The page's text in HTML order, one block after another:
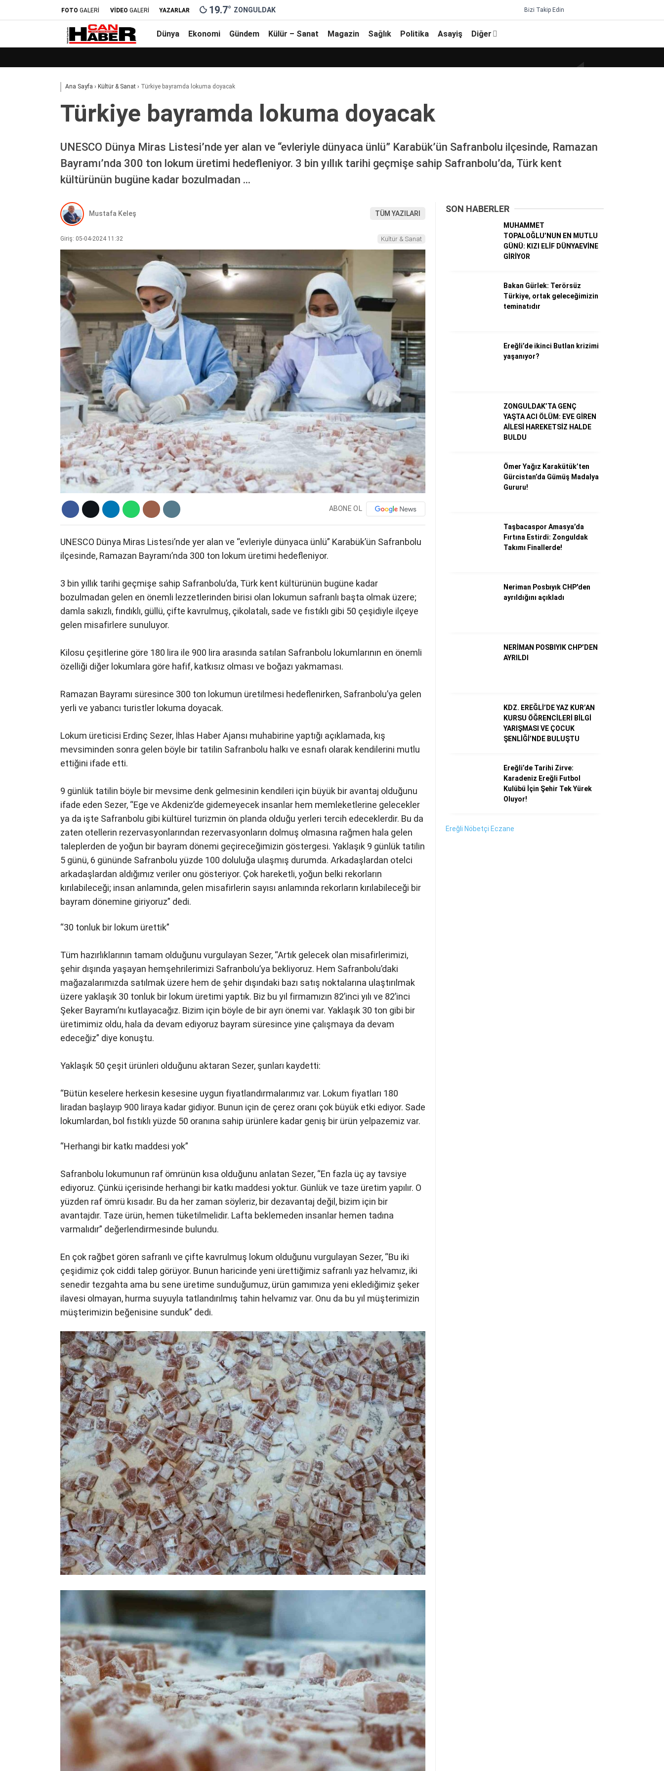
Dünya
Gündem
Sağlık
Diğer
FOTO GALERİ VİDEO GALERİ YAZARLAR 19.7° ZONGULDAK Bizi Takip Edin
Dünya Ekonomi Gündem Külür – Sanat Magazin Sağlık Politika Asayiş Diğer
Ana Sayfa › Kültür & Sanat › Türkiye bayramda lokuma doyacak
Türkiye bayramda lokuma doyacak
UNESCO Dünya Miras Listesi’nde yer alan ve “evleriyle dünyaca ünlü” Karabük’ün Safranbolu ilçesinde, Ramazan
Bayramı’nda 300 ton lokum üretimi hedefleniyor. 3 bin yıllık tarihi geçmişe sahip Safranbolu’da, Türk kent
kültürünün bugüne kadar bozulmadan …
Mustafa Keleş TÜM YAZILARI
Giriş: 05-04-2024 11:32 Kültür & Sanat
ABONE OL
UNESCO Dünya Miras Listesi’nde yer alan ve “evleriyle dünyaca ünlü” Karabük’ün Safranbolu
ilçesinde, Ramazan Bayramı’nda 300 ton lokum üretimi hedefleniyor.
3 bin yıllık tarihi geçmişe sahip Safranbolu’da, Türk kent kültürünün bugüne kadar
bozulmadan gelen en önemli lezzetlerinden birisi olan lokumun safranlı başta olmak üzere;
damla sakızlı, fındıklı, güllü, çifte kavrulmuş, çikolatalı, sade ve fıstıklı gibi 50 çeşidiyle ilçeye
gelen misafirlere sunuluyor.
Kilosu çeşitlerine göre 180 lira ile 900 lira arasında satılan Safranbolu lokumlarının en önemli
özelliği diğer lokumlara göre hafif, katkısız olması ve boğazı yakmaması.
Ramazan Bayramı süresince 300 ton lokumun üretilmesi hedeflenirken, Safranbolu’ya gelen
yerli ve yabancı turistler lokuma doyacak.
Lokum üreticisi Erdinç Sezer, İhlas Haber Ajansı muhabirine yaptığı açıklamada, kış
mevsiminden sonra gelen böyle bir tatilin Safranbolu halkı ve esnafı olarak kendilerini mutlu
ettiğini ifade etti.
9 günlük tatilin böyle bir mevsime denk gelmesinin kendileri için büyük bir avantaj olduğunu
ifade eden Sezer, “Ege ve Akdeniz’de gidemeyecek insanlar hem memleketlerine gelecekler
ya da işte Safranbolu gibi kültürel turizmin ön planda olduğu yerleri tercih edeceklerdir. Bu da
zaten otellerin rezervasyonlarından rezervasyonların dolmuş olmasına rağmen hala gelen
taleplerden de yoğun bir bayram dönemi geçireceğimizin göstergesi. Yaklaşık 9 günlük tatilin
5 günü, 6 gününde Safranbolu yüzde 100 doluluğa ulaşmış durumda. Arkadaşlardan otelci
arkadaşlardan aldığımız veriler onu gösteriyor. Çok hareketli, yoğun belki rekorların
kırılabileceği; insan anlamında, gelen misafirlerin sayısı anlamında rekorların kırılabileceği bir
bayram dönemine giriyoruz” dedi.
“30 tonluk bir lokum ürettik”
Tüm hazırlıklarının tamam olduğunu vurgulayan Sezer, “Artık gelecek olan misafirlerimizi,
şehir dışında yaşayan hemşehrilerimizi Safranbolu’ya bekliyoruz. Hem Safranbolu’daki
mağazalarımızda satılmak üzere hem de şehir dışındaki bazı satış noktalarına ulaştırılmak
üzere yaklaşık 30 tonluk bir lokum üretimi yaptık. Biz bu yıl firmamızın 82’inci yılı ve 82’inci
Şeker Bayramı’nı kutlayacağız. Bizim için böyle de bir ayrı önemi var. Yaklaşık 30 ton gibi bir
üretimimiz oldu, hala da devam ediyoruz bayram süresince yine çalışmaya da devam
edeceğiz” diye konuştu.
Yaklaşık 50 çeşit ürünleri olduğunu aktaran Sezer, şunları kaydetti:
“Bütün keselere herkesin kesesine uygun fiyatlandırmalarımız var. Lokum fiyatları 180
liradan başlayıp 900 liraya kadar gidiyor. Bunun için de çerez oranı çok büyük etki ediyor. Sade
lokumlardan, bol fıstıklı yüzde 50 oranına sahip ürünlere kadar geniş bir ürün yelpazemiz var.
“Herhangi bir katkı maddesi yok”
Safranbolu lokumunun raf ömrünün kısa olduğunu anlatan Sezer, “En fazla üç ay tavsiye
ediyoruz. Çünkü içerisinde herhangi bir katkı maddesi yoktur. Günlük ve taze üretim yapılır. O
yüzden raf ömrü kısadır. Bu da her zaman söyleriz, bir dezavantaj değil, bizim için bir
avantajdır. Taze ürün, hemen tüketilmelidir. Lafta beklemeden insanlar hemen tadına
varmalıdır” değerlendirmesinde bulundu.
En çok rağbet gören safranlı ve çifte kavrulmuş lokum olduğunu vurgulayan Sezer, “Bu iki
çeşidimiz çok ciddi talep görüyor. Bunun haricinde yeni ürettiğimiz safranlı yaz helvamız, iki
senedir tezgahta ama bu sene üretime sunduğumuz, ürün gamımıza yeni eklediğimiz şeker
ilavesi olmayan, hurma suyuyla tatlandırılmış tahin helvamız var. Onu da bu yıl müşterimizin
müşterimizin beğenisine sunduk” dedi.
SON HABERLER
MUHAMMET
TOPALOĞLU’NUN EN MUTLU
GÜNÜ: KIZI ELİF DÜNYAEVİNE
GİRİYOR
Bakan Gürlek: Terörsüz
Türkiye, ortak geleceğimizin
teminatıdır
Ereğli’de ikinci Butlan krizimi
yaşanıyor?
ZONGULDAK’TA GENÇ
YAŞTA ACI ÖLÜM: EVE GİREN
AİLESİ HAREKETSİZ HALDE
BULDU
Ömer Yağız Karakütük’ten
Gürcistan’da Gümüş Madalya
Gururu!
Taşbacaspor Amasya’da
Fırtına Estirdi: Zonguldak
Takımı Finallerde!
Neriman Posbıyık CHP'den
ayrıldığını açıkladı
NERİMAN POSBIYIK CHP’DEN
AYRILDI
KDZ. EREĞLİ’DE YAZ KUR’AN
KURSU ÖĞRENCİLERİ BİLGİ
YARIŞMASI VE ÇOCUK
ŞENLİĞİ’NDE BULUŞTU
Ereğli’de Tarihi Zirve:
Karadeniz Ereğli Futbol
Kulübü İçin Şehir Tek Yürek
Oluyor!
Ereğli Nöbetçi Eczane